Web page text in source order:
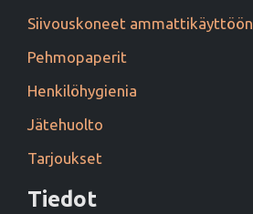
Siivouskoneet ammattikäyttöön
Pehmopaperit
Henkilöhygienia
Jätehuolto
Tarjoukset
Tiedot